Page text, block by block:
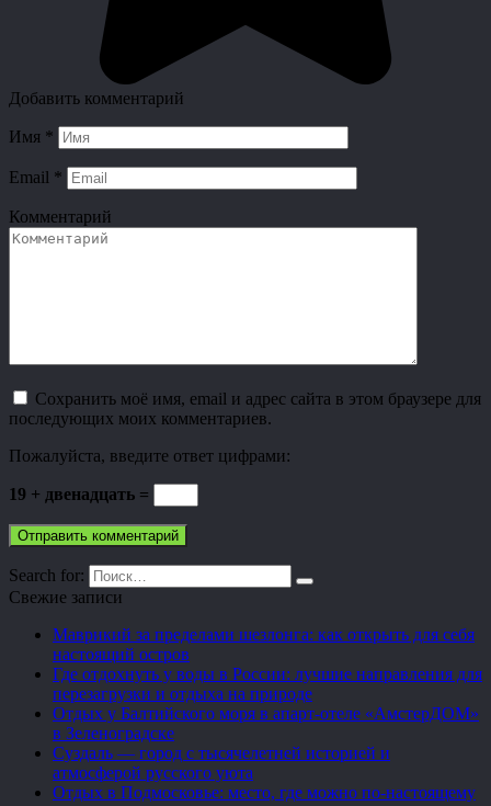
Добавить комментарий
Имя *
Email *
Комментарий
Сохранить моё имя, email и адрес сайта в этом браузере для
последующих моих комментариев.
Пожалуйста, введите ответ цифрами:
19 + двенадцать =
Search for:
Свежие записи
Маврикий за пределами шезлонга: как открыть для себя
настоящий остров
Где отдохнуть у воды в России: лучшие направления для
перезагрузки и отдыха на природе
Отдых у Балтийского моря в апарт-отеле «АмстерДОМ»
в Зеленоградске
Суздаль — город с тысячелетней историей и
атмосферой русского уюта
Отдых в Подмосковье: место, где можно по-настоящему